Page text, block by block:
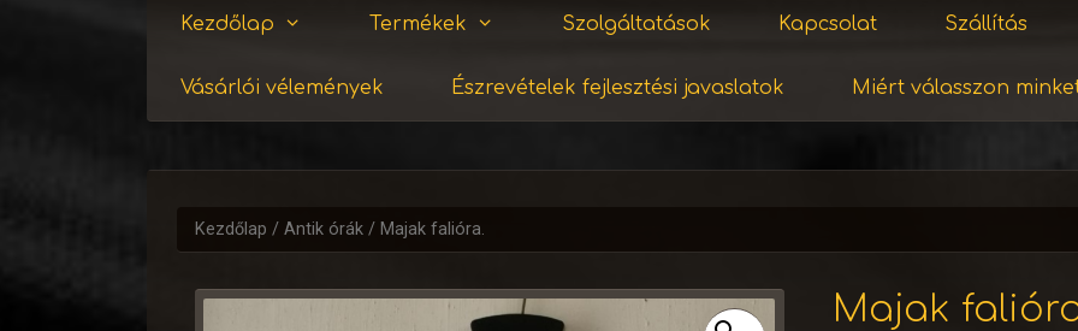
Kezdőlap Termékek Szolgáltatások Kapcsolat Szállítás
Vásárlói vélemények Észrevételek fejlesztési javaslatok Miért válasszon
Kezdőlap / Antik órák / Majak falióra.
Majak